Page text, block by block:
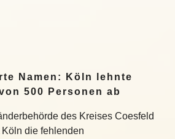
Namen: Köln lehnte
500 Personen ab
des Kreises Coesfeld
die fehlenden